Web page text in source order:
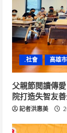
.社會 高雄市
父親節閱讀傳
院打造失智友
記者洪惠美